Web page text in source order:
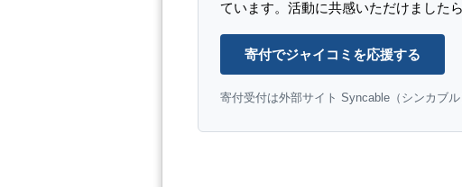
ています。活動に共感いただけました
寄付でジャイコミを応援する
寄付受付は外部サイト Syncable（シンカブル